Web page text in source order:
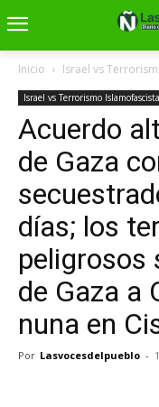
Inicio Israel vs
Israel vs Terrorismo Islamofascista
Acuerdo
de Gaza
días; los
peligrosos
de Gaza a
nuna en
Por Lasvocesdelpueblo -